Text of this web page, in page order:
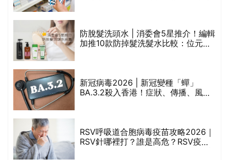
防脫髮洗頭水 | 消委會5星推介！編輯
加推10款防掉髮洗髮水比較：位元
新冠病毒2026 | 新冠變種「蟬」
BA.3.2殺入香港！症狀、傳播、風險
RSV呼吸道合胞病毒疫苗攻略2026｜
RSV針哪裡打？誰是高危？RSV疫苗